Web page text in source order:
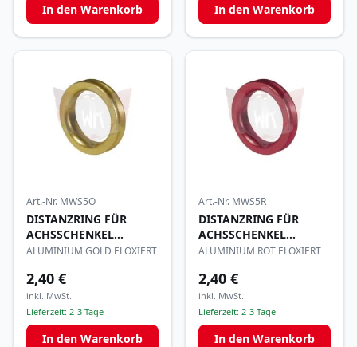
In den Warenkorb In den Warenkorb
Art.-Nr. MWS5O
DISTANZRING FÜR
ACHSSCHENKEL
17x5mm
ALUMINIUM GOLD ELOXIERT
2,40 €
inkl. MwSt.
Lieferzeit: 2-3 Tage
In den Warenkorb
Art.-Nr. MWS5R
DISTANZRING FÜR
ACHSSCHENKEL
17x5mm
ALUMINIUM ROT ELOXIERT
2,40 €
inkl. MwSt.
Lieferzeit: 2-3 Tage
In den Warenkorb